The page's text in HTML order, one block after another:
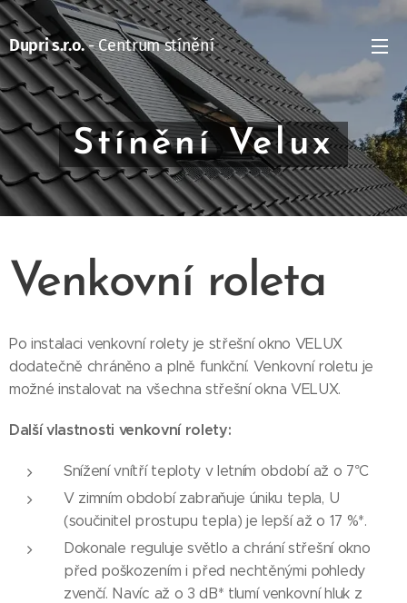
Dupri s.r.o.- Centrum stínění
Stínění Velux
Venkovní roleta
Po instalaci venkovní rolety je střešní okno VELUX
dodatečně chráněno a plně funkční. Venkovní roletu je
možné instalovat na všechna střešní okna VELUX.
Další vlastnosti venkovní rolety:
Snížení vnítří teploty v letním období až o 7°C
V zimním období zabraňuje úniku tepla, U
(součinitel prostupu tepla) je lepší až o 17 %*.
Dokonale reguluje světlo a chrání střešní okno
před poškozením i před nechtěnými pohledy
zvenčí. Navíc až o 3 dB* tlumí venkovní hluk z